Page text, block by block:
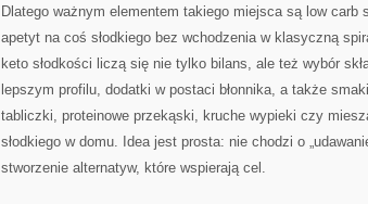
Dlatego ważnym elementem takiego miejsca są low carb
apetyt na coś słodkiego bez wchodzenia w klasyczną
keto słodkości liczą się nie tylko bilans, ale też wybór
lepszym profilu, dodatki w postaci błonnika, a także
tabliczki, proteinowe przekąski, kruche wypieki czy
słodkiego w domu. Idea jest prosta: nie chodzi o
stworzenie alternatyw, które wspierają cel.